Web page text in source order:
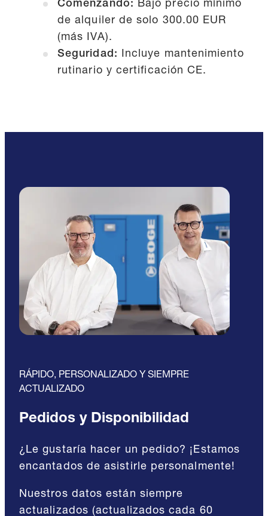
Comenzando: Bajo precio mínimo
de alquiler de solo 300.00 EUR
(más IVA).
Seguridad: Incluye mantenimiento
rutinario y certificación CE.
RÁPIDO, PERSONALIZADO Y SIEMPRE
ACTUALIZADO
Pedidos y Disponibilidad
¿Le gustaría hacer un pedido? ¡Estamos
encantados de asistirle personalmente!
Nuestros datos están siempre
actualizados (actualizados cada 60